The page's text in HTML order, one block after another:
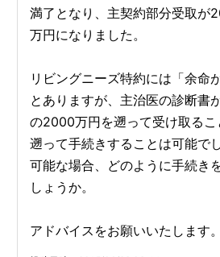
満了となり、主契約部分受取が
万円になりました。
リビングニーズ特約には「余命
とありますが、主治医の診断書
の2000万円を遡って受け取るこ
遡って手続きすることは可能で
可能な場合、どのように手続き
しょうか。
アドバイスをお願いいたします。